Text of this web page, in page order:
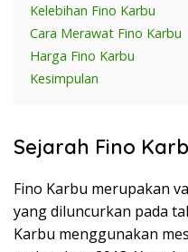
Kelebihan Fino Karbu
Cara Merawat Fino Karbu
Harga Fino Karbu
Kesimpulan
Sejarah Fino
Fino Karbu merupakan
yang diluncurkan pada
Karbu menggunakan